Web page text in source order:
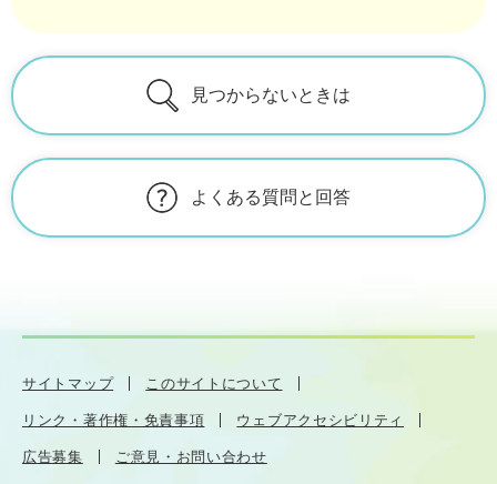
見つからないときは
よくある質問と回答
サイトマップ このサイトについて
リンク・著作権・免責事項 ウェブアクセシビリティ
広告募集 ご意見・お問い合わせ